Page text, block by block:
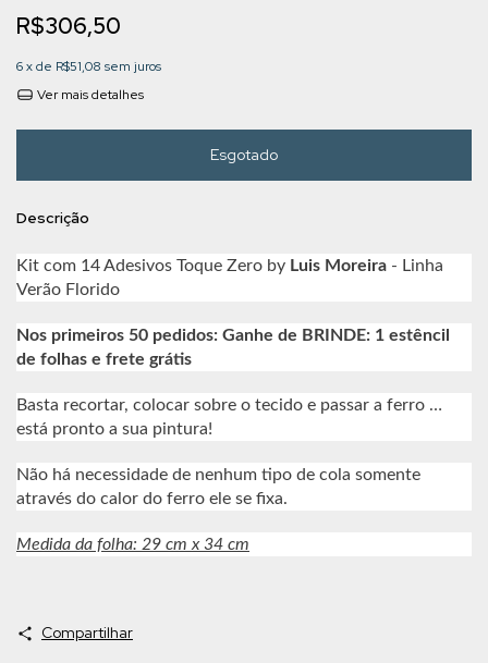
R$306,50
6x de R$51,08 sem juros
Ver mais detalhes
Descrição
Kit com 14 Adesivos Toque Zero by Luis Moreira - Linha
Verão Florido
Nos primeiros 50 pedidos: Ganhe de BRINDE: 1 estêncil
de folhas e frete grátis
Basta recortar, colocar sobre o tecido e passar a ferro …
está pronto a sua pintura!
Não há necessidade de nenhum tipo de cola somente
através do calor do ferro ele se fixa.
Medida da folha: 29 cm x 34 cm
Compartilhar